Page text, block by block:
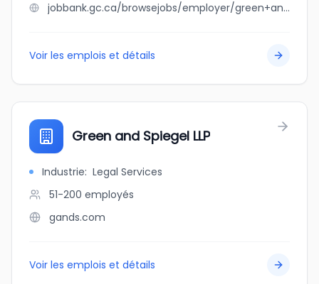
jobbank.gc.ca/browsejobs/employer/green+and+ross/ca
Voir les emplois et détails
Green and Spiegel LLP
Industrie: Legal Services
51-200 employés
gands.com
Voir les emplois et détails